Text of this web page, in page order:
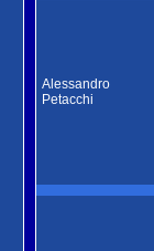
Alessandro
Petacchi